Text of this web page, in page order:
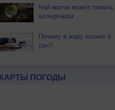
Чай матча может помочь
аллергикам
Почему в жару клонит в
сон?
КАРТЫ ПОГОДЫ